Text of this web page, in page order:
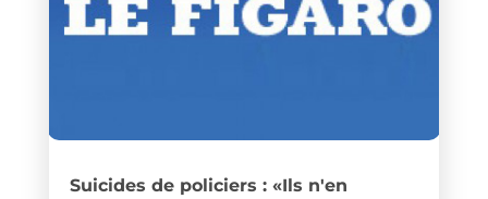
Suicides de policiers : «Ils n'en